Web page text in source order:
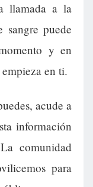
llamada a la
sangre puede
y en
en ti.
acude a
información
comunidad
para